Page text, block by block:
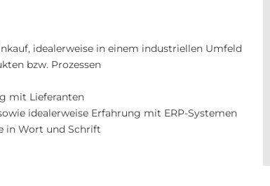
idealerweise in einem industriellen Umfeld
bzw. Prozessen
mit Lieferanten
idealerweise Erfahrung mit ERP-Systemen
in Wort und Schrift